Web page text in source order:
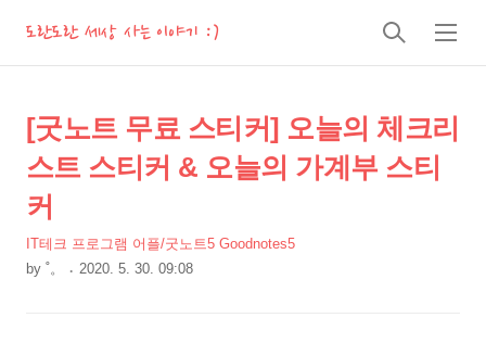
도란도란 세상 사는 이야기 :)
검
메
상
세
컨
텐
츠
본
문
제
목
[굿노트 무료 스티커] 오늘의 체크리
스트 스티커 & 오늘의 가계부 스티
커
IT테크 프로그램 어플/굿노트5 Goodnotes5
by ˚。 2020. 5. 30. 09:08